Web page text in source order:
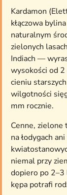
Kardamon
kłączowa
naturalnym
zielonych
Indiach —
wysokości od
cieniu
wilgotności
mm rocznie.
Cenne, zielone
na łodygach
niemal przy
dopiero po 2–3
kępa potrafi